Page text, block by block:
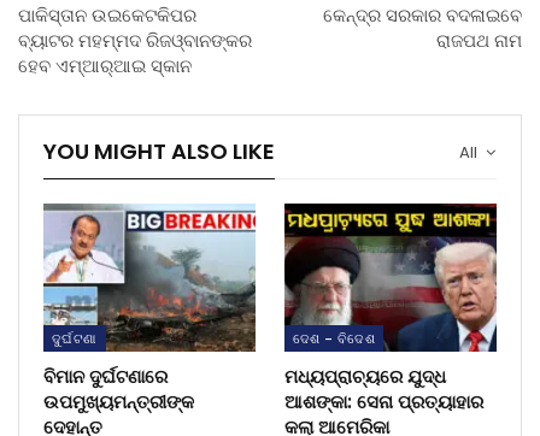
ପାକିସ୍ତାନ ଉଇକେଟକିପର
ବ୍ୟାଟର ମହମ୍ମଦ ରିଜଓ୍ବାନଙ୍କର
ହେବ ଏମ୍‌ଆର୍‌ଆଇ ସ୍କାନ
କେନ୍ଦ୍ର ସରକାର ବଦଳାଇବେ
ରାଜପଥ ନାମ
All
YOU MIGHT ALSO LIKE
ଦୁର୍ଘଟଣା
ବିମାନ ଦୁର୍ଘଟଣାରେ
ଉପମୁଖ୍ୟମନ୍ତ୍ରୀଙ୍କ
ଦେହାନ୍ତ
ଦେଶ - ବିଦେଶ
ମଧ୍ୟପ୍ରାଚ୍ୟରେ ଯୁଦ୍ଧ
ଆଶଙ୍କା: ସେନା ପ୍ରତ୍ୟାହାର
କଲା ଆମେରିକା